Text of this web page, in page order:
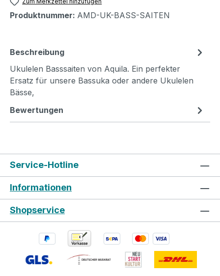
Produktnummer: AMD-UK-BASS-SAITEN
Beschreibung
Ukulelen Basssaiten von Aquila. Ein perfekter
Ersatz für unsere Bassuka oder andere Ukulelen
Bässe,
Bewertungen
Service-Hotline
Informationen
Shopservice